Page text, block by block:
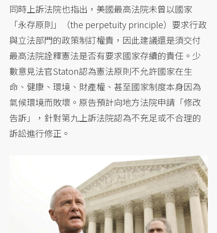
同時上訴法院也指出，美國最高法院未曾以國家
「永存原則」（the perpetuity principle）要求行政
與立法部門的政策制訂權責，因此建議還是須交付
最高法院詮釋憲法是否有要求國家存續的責任。少
數意見法官Staton認為憲法原則不允許國家在生
命、健康、環境、財產權、甚至國家制度本身因為
氣候環境而敗壞。原告預計向地方法院申請「修改
告訴」，針對第九上訴法院認為不充足或不合理的
訴訟進行修正。